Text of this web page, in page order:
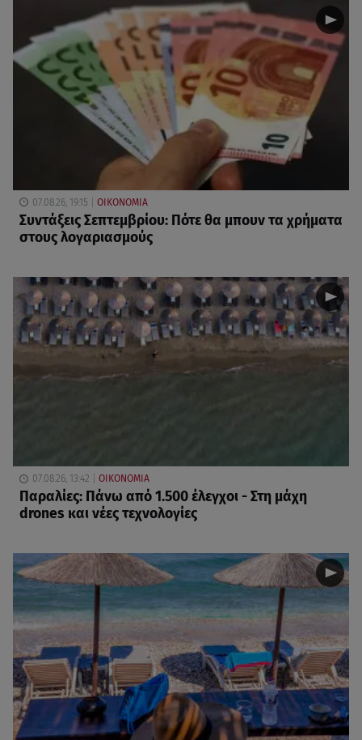
07.08.26, 19:15 ΟΙΚΟΝΟΜΙΑ
Συντάξεις Σεπτεμβρίου: Πότε θα μπουν τα χρήματα
στους λογαριασμούς
07.08.26, 13:42 ΟΙΚΟΝΟΜΙΑ
Παραλίες: Πάνω από 1.500 έλεγχοι - Στη μάχη
drones και νέες τεχνολογίες